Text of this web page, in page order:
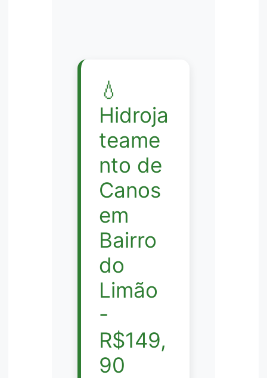
💧
Hidroja
teame
nto de
Canos
em
Bairro
do
Limão
-
R$149,
90